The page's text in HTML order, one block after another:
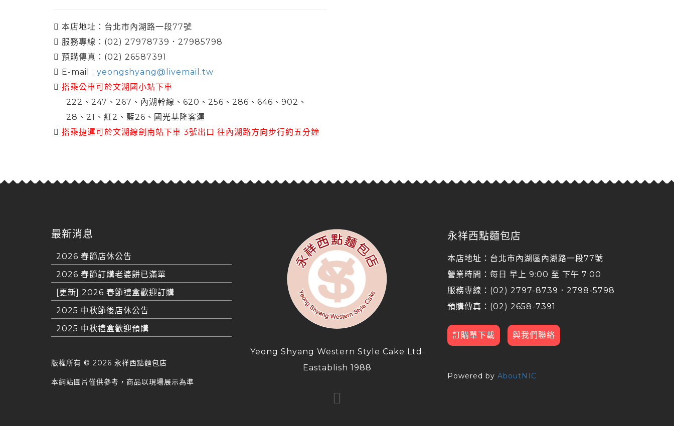
本店地址：台北市內湖路一段77號
服務專線：(02) 27978739．27985798
預購傳真：(02) 26587391
E-mail : yeongshyang@livemail.tw
搭乘公車可於文湖國小站下車
222、247、267、內湖幹線、620、256、286、646、902、
28、21、紅2、藍26、國光基隆客運
搭乘捷運可於文湖線劍南站下車 3號出口 往內湖路方向步行約五分鐘
最新消息
2026 春節店休公告
2026 春節訂購老婆餅已滿單
[更新] 2026 春節禮盒歡迎訂購
2025 中秋節後店休公告
2025 中秋禮盒歡迎預購
版權所有 © 2026 永祥西點麵包店
本網站圖片僅供參考，商品以現場展示為準
Yeong Shyang Western Style Cake Ltd.
Eastablish 1988
永祥西點麵包店
本店地址：台北市內湖區內湖路一段77號
營業時間：每日 早上 9:00 至 下午 7:00
服務專線：(02) 2797-8739．2798-5798
預購傳真：(02) 2658-7391
訂購單下載 與我們聯絡
Powered by AboutNIC